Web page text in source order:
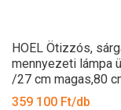
HOEL Ötizzós,
mennyezeti lámpa
/27 cm magas,80
359 100 Ft/db